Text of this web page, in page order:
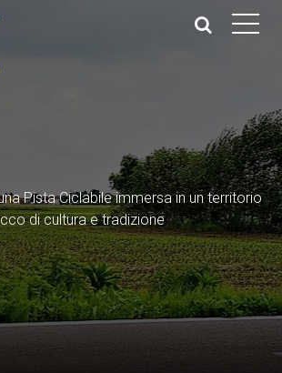
Pista Ciclabile immersa in un territorio
di cultura e tradizione